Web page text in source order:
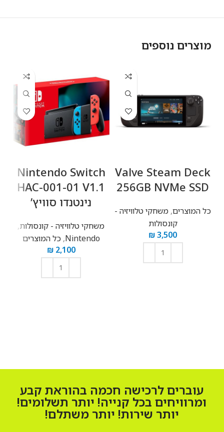
מוצרים נוספים
Valve Steam Deck
256GB NVMe SSD
כל המוצרים, משחקי טלוויזיה -
קונסולות
₪3,500
Nintendo Switch
HAC-001-01 V1.1
נינטנדו סוויץ’
משחקי טלוויזיה - קונסולות,
Nintendo
,כל המוצרים
₪2,100
עוברים לרכישה חכמה בהוראת קבע
ומרוויחים בכל קנייה! יותר תשלומים!
יותר שירות! יותר משתלם!